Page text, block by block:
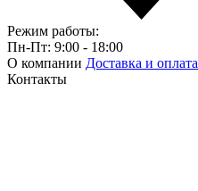
Режим работы:
Пн-Пт: 9:00 - 18:00
О компании Доставка и оплата
Контакты